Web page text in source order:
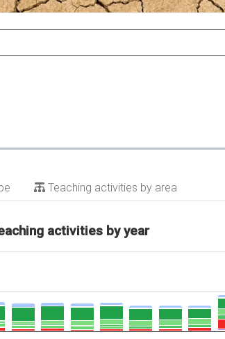
Teaching activities by area
activities by year